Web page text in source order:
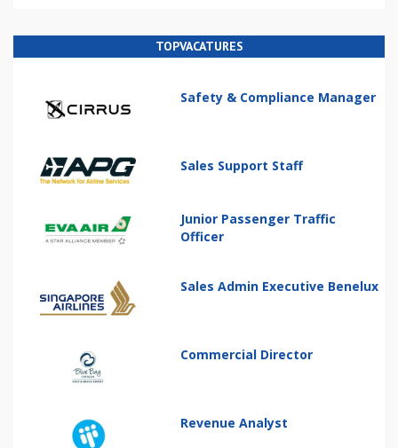
TOPVACATURES
Safety & Compliance Manager
Sales Support Staff
Junior Passenger Traffic
Officer
Sales Admin Executive Benelux
Commercial Director
Revenue Analyst